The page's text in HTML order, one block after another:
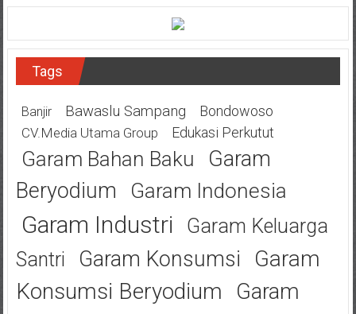
Tags
Banjir Bawaslu Sampang Bondowoso
CV.Media Utama Group Edukasi Perkutut
Garam Bahan Baku
Garam
Beryodium
Garam Indonesia
Garam Industri
Garam Keluarga
Santri
Garam Konsumsi
Garam
Konsumsi Beryodium
Garam